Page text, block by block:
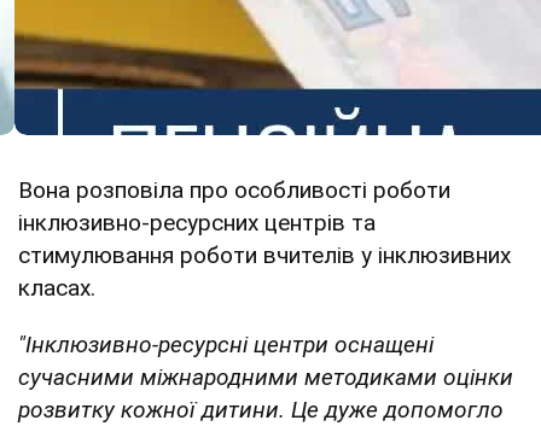
Вона розповіла про особливості роботи
інклюзивно-ресурсних центрів та
стимулювання роботи вчителів у інклюзивних
класах.
"Інклюзивно-ресурсні центри оснащені
сучасними міжнародними методиками оцінки
розвитку кожної дитини. Це дуже допомогло